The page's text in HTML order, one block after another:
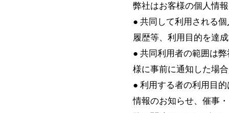
弊社はお客様の個人情
● 共同して利用される
履歴等、利用目的を達
● 共同利用者の範囲は
様に事前に通知した場
● 利用する者の利用目
情報のお知らせ、催事